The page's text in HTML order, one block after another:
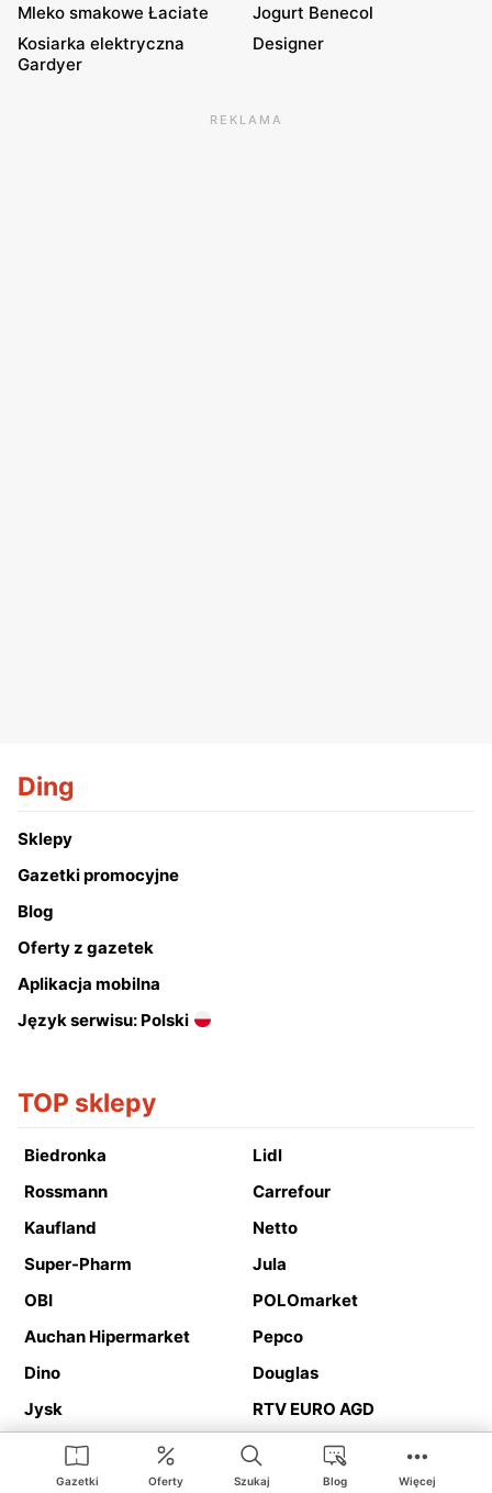
Gazetki Oferty Szukaj Blog Więcej
Mleko smakowe Łaciate
Jogurt Benecol
Kosiarka elektryczna
Gardyer
Designer
REKLAMA
Ding
Sklepy
Gazetki promocyjne
Blog
Oferty z gazetek
Aplikacja mobilna
Język serwisu: Polski
TOP sklepy
Biedronka
Lidl
Rossmann
Carrefour
Kaufland
Netto
Super-Pharm
Jula
OBI
POLOmarket
Auchan Hipermarket
Pepco
Dino
Douglas
Jysk
RTV EURO AGD
Action
Media Expert
Deichmann
Media Markt